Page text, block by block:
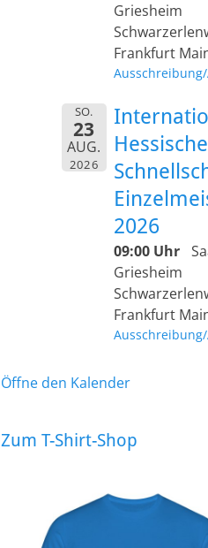
Griesheim
Frankfurt
SO.
23
AUG.
2026
2026
09:00 Uhr
Griesheim
Frankfurt
Öffne den Kalender
Zum T-Shirt-Shop